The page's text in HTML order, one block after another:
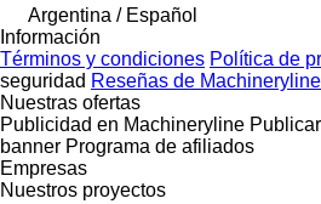
Argentina / Español
Información
Términos y condiciones Política de
seguridad Reseñas de Machineryline
Nuestras ofertas
Publicidad en Machineryline
banner Programa de afiliados
Empresas
Nuestros proyectos